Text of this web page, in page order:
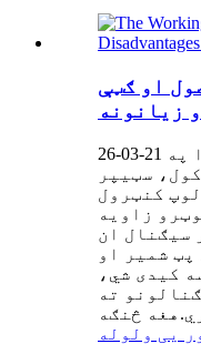
او ګټې
زیانونه
26
سټیپر
کنټرول
زاویه
سیګنال ان
پټ شمیر او
کیدی شي،
ته
یی ولوله